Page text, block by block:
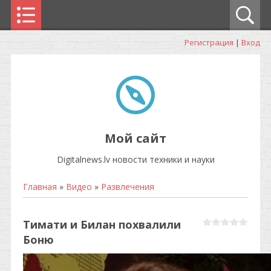
Регистрация | Вход
Мой сайт
Digitalnews.lv новости техники и науки
Главная » Видео » Развлечения
Тимати и Билан похвалили
Боню